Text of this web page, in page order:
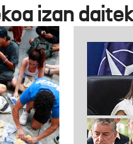
izan